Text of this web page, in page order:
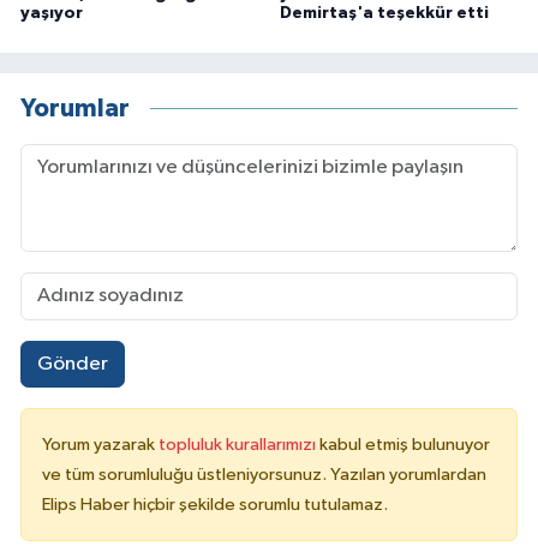
yaşıyor
Demirtaş'a teşekkür etti
Yorumlar
Gönder
Yorum yazarak topluluk kurallarımızı kabul etmiş bulunuyor
ve tüm sorumluluğu üstleniyorsunuz. Yazılan yorumlardan
Elips Haber hiçbir şekilde sorumlu tutulamaz.